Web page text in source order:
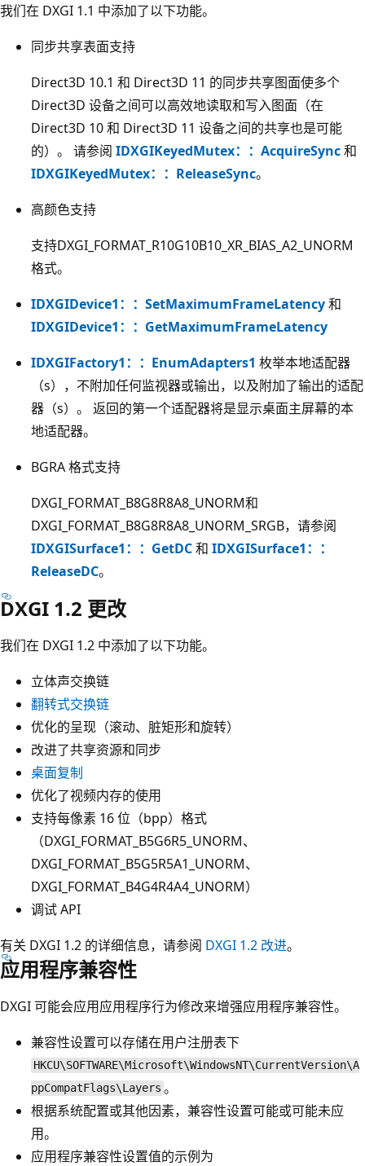
我们在 DXGI 1.1 中添加了以下功能。
同步共享表面支持
Direct3D 10.1 和 Direct3D 11 的同步共享图面使多个
Direct3D 设备之间可以高效地读取和写入图面（在
Direct3D 10 和 Direct3D 11 设备之间的共享也是可能
的）。 请参阅 IDXGIKeyedMutex：：AcquireSync和
IDXGIKeyedMutex：：ReleaseSync。
高颜色支持
支持DXGI_FORMAT_R10G10B10_XR_BIAS_A2_UNORM
格式。
IDXGIDevice1：：SetMaximumFrameLatency和
IDXGIDevice1：：GetMaximumFrameLatency
IDXGIFactory1：：EnumAdapters1 枚举本地适配器
（s），不附加任何监视器或输出，以及附加了输出的适配
器（s）。 返回的第一个适配器将是显示桌面主屏幕的本
地适配器。
BGRA 格式支持
DXGI_FORMAT_B8G8R8A8_UNORM和
DXGI_FORMAT_B8G8R8A8_UNORM_SRGB，请参阅
IDXGISurface1：：GetDC和 IDXGISurface1：：
ReleaseDC。
DXGI 1.2 更改
我们在 DXGI 1.2 中添加了以下功能。
立体声交换链
翻转式交换链
优化的呈现（滚动、脏矩形和旋转）
改进了共享资源和同步
桌面复制
优化了视频内存的使用
支持每像素 16 位（bpp）格式
（DXGI_FORMAT_B5G6R5_UNORM、
DXGI_FORMAT_B5G5R5A1_UNORM、
DXGI_FORMAT_B4G4R4A4_UNORM）
调试 API
有关 DXGI 1.2 的详细信息，请参阅 DXGI 1.2 改进。
应用程序兼容性
DXGI 可能会应用应用程序行为修改来增强应用程序兼容性。
兼容性设置可以存储在用户注册表下
HKCU\SOFTWARE\Microsoft\WindowsNT\CurrentVersion\A
ppCompatFlags\Layers 。
根据系统配置或其他因素，兼容性设置可能或可能未应
用。
应用程序兼容性设置值的示例为